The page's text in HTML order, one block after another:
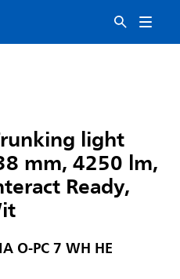
light
mm, 4250 lm,
Ready,
O-PC 7 WH HE